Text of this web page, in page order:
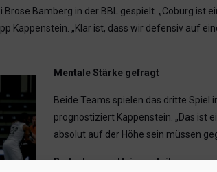
Bamberg in der BBL gespielt. „Coburg ist
Kappenstein. „Klar ist, dass wir defensiv auf
Mentale Stärke gefragt
Beide Teams spielen das dritte Spiel
prognostiziert Kappenstein. „Das ist
absolut auf der Höhe sein müssen
Bedeutsamer Heimvorteil